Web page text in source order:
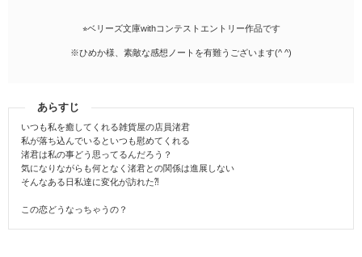
⭐︎ベリーズ文庫withコンテストエントリー作品です
※ひめか様、素敵な感想ノートを有難うございます(^ ^)
あらすじ
いつも私を癒してくれる雑貨屋の店員渚君
私が落ち込んでいるといつも慰めてくれる
渚君は私の事どう思ってるんだろう？
気になりながらも何となく渚君との関係は進展しない
そんなある日私達に変化が訪れた⁈
この恋どうなっちゃうの？